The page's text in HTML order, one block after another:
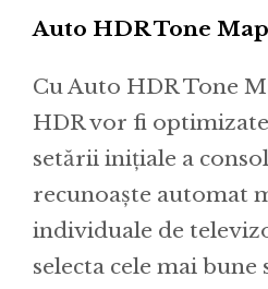
Auto HDR Tone
Cu Auto HDR Tone
HDR vor fi
setării inițiale a
recunoaște automat
individuale de
selecta cele mai bune